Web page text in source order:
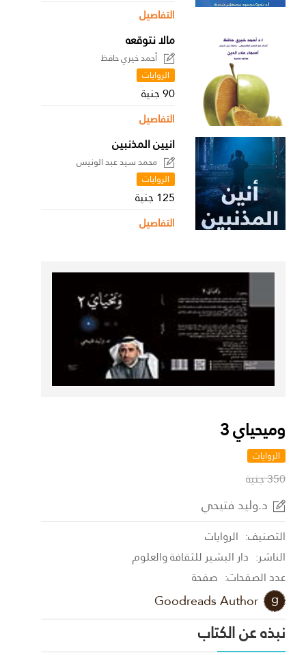
التفاصيل
مالا نتوقعه
أحمد خيري حافظ
الروايات
90 جنية
التفاصيل
انيين المذنبين
محمد سيد عبد الونيس
الروايات
125 جنية
التفاصيل
وميحياي 3
الروايات
350 جنية
د.وليد فتيحي
التصنيف: الروايات
الناشر: دار البشير للثقافة والعلوم
عدد الصفحات: صفحة
Goodreads Author
نبذه عن الكتاب